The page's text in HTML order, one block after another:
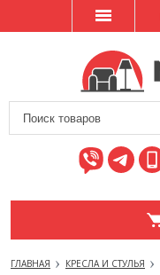
ГЛАВНАЯ КРЕСЛА И СТУЛЬЯ